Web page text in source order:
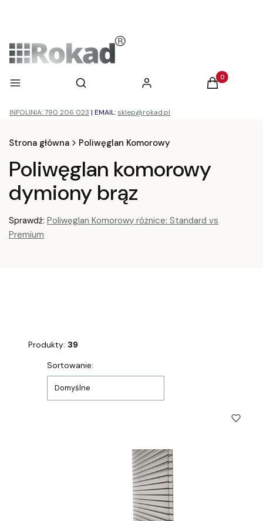
Menu Otwórz wyszukiwarkę
Szukaj Zaloguj się Produkty w
Koszyk
INFOLINIA: 790 206 023 | EMAIL: sklep@rokad.pl
Strona główna Poliwęglan Komorowy
Poliwęglan komorowy
dymiony brąz
Sprawdź: Poliwęglan Komorowy różnice: Standard vs
Premium
Produkty: 39
Lista produktów
Sortowanie:
Domyślne